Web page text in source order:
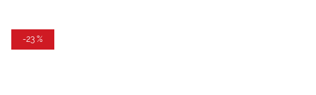
-23 %